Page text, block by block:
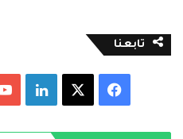
تابعنا
فيسبوك